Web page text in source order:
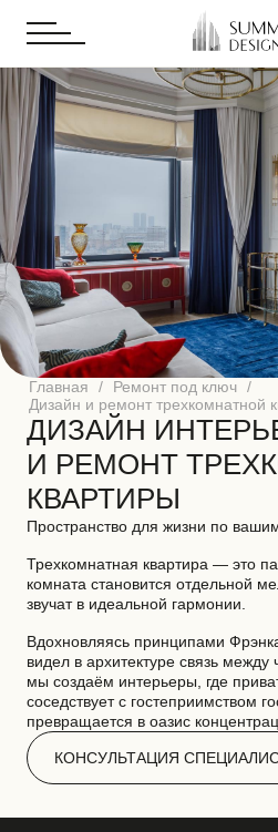
Главная
Ремонт под ключ
Дизайн и ремонт трехкомнатной
ДИЗАЙН
И РЕМОНТ
КВАРТИРЫ
Пространство для жизни по
Трехкомнатная квартира — это
комната становится отдельной
звучат в идеальной гармонии.
Вдохновляясь принципами
видел в архитектуре связь между
мы создаём интерьеры, где
соседствует с гостеприимством
превращается в оазис
КОНСУЛЬТАЦИЯ